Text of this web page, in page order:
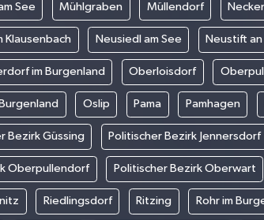
See Mühlgraben Müllendorf
Klausenbach Neusiedl am See Neustift
im Burgenland Oberloisdorf
Oslip Pama Pamhagen
Bezirk Güssing Politischer Bezirk Jennersdorf
Oberpullendorf Politischer Bezirk Oberwart
Riedlingsdorf Ritzing Rohr im